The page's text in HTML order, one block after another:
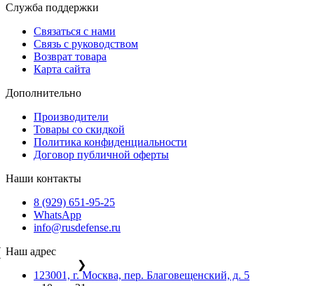
Служба поддержки
Связаться с нами
Связь с руководством
Возврат товара
Карта сайта
Дополнительно
Производители
Товары со скидкой
Политика конфиденциальности
Договор публичной оферты
Наши контакты
8 (929) 651-95-25
WhatsApp
info@rusdefense.ru
Наш адрес
❯
123001, г. Москва, пер. Благовещенский, д. 5